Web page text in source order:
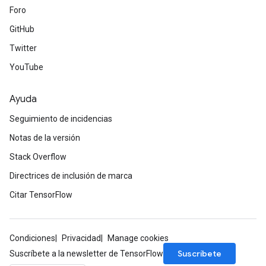
Foro
GitHub
Twitter
YouTube
Ayuda
Seguimiento de incidencias
Notas de la versión
Stack Overflow
Directrices de inclusión de marca
Citar TensorFlow
Condiciones Privacidad
Manage cookies
Suscríbete a la newsletter de TensorFlow
Suscríbete